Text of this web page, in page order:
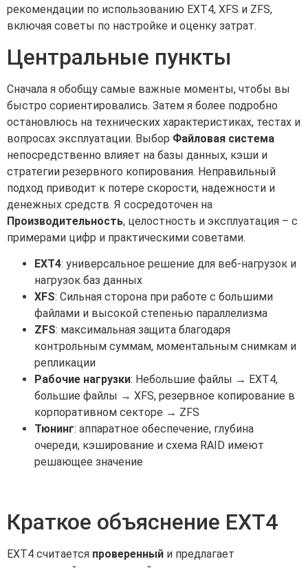
рекомендации по использованию EXT4, XFS и ZFS,
включая советы по настройке и оценку затрат.
Центральные пункты
Сначала я обобщу самые важные моменты, чтобы вы
быстро сориентировались. Затем я более подробно
остановлюсь на технических характеристиках, тестах и
вопросах эксплуатации. Выбор Файловая система
непосредственно влияет на базы данных, кэши и
стратегии резервного копирования. Неправильный
подход приводит к потере скорости, надежности и
денежных средств. Я сосредоточен на
Производительность, целостность и эксплуатация – с
примерами цифр и практическими советами.
EXT4: универсальное решение для веб-нагрузок и
нагрузок баз данных
XFS: Сильная сторона при работе с большими
файлами и высокой степенью параллелизма
ZFS: максимальная защита благодаря
контрольным суммам, моментальным снимкам и
репликации
Рабочие нагрузки: Небольшие файлы → EXT4,
большие файлы → XFS, резервное копирование в
корпоративном секторе → ZFS
Тюнинг: аппаратное обеспечение, глубина
очереди, кэширование и схема RAID имеют
решающее значение
Краткое объяснение EXT4
EXT4 считается проверенный и предлагает